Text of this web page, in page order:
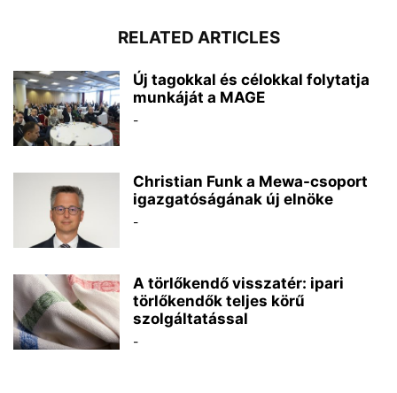
RELATED ARTICLES
Új tagokkal és célokkal folytatja
munkáját a MAGE
-
Christian Funk a Mewa-csoport
igazgatóságának új elnöke
-
A törlőkendő visszatér: ipari
törlőkendők teljes körű
szolgáltatással
-